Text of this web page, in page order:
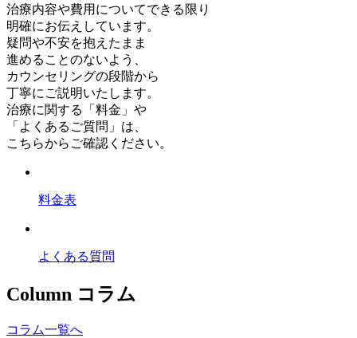
治療内容や費用についてできる限り
明確にお伝えしています。
疑問や不安を抱えたまま
進めることのないよう、
カウンセリングの段階から
丁寧にご説明いたします。
治療に関する「料金」や
「よくあるご質問」は、
こちらからご確認ください。
料金表
よくある質問
Column コラム
コラム一覧へ